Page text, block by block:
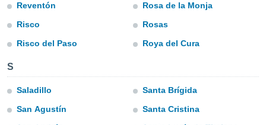
en
perfil
más
nuestra
Reventón
Risco
Risco del Paso
Rosa de la Monja
Rosas
Roya del Cura
S
Saladillo
San Agustín
Santa Brígida
Santa Cristina